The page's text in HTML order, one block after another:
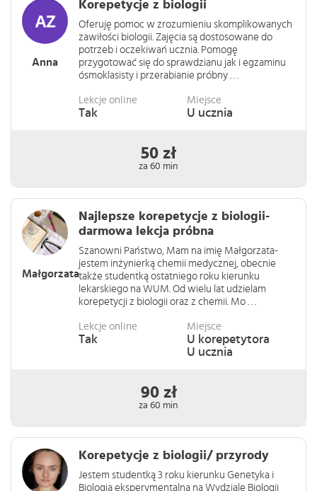
Anna
Korepetycje z biologii
Oferuję pomoc w zrozumieniu skomplikowanych
zawiłości biologii. Zajęcia są dostosowane do
potrzeb i oczekiwań ucznia. Pomogę
przygotować się do sprawdzianu jak i egzaminu
ósmoklasisty i przerabianie próbny . . .
Lekcje online
Tak
Miejsce
U ucznia
50 zł
za 60 min
Małgorzata
Najlepsze korepetycje z biologii-
darmowa lekcja próbna
Szanowni Państwo, Mam na imię Małgorzata-
jestem inżynierką chemii medycznej, obecnie
także studentką ostatniego roku kierunku
lekarskiego na WUM. Od wielu lat udzielam
korepetycji z biologii oraz z chemii. Mo . . .
Lekcje online
Tak
Miejsce
U korepetytora
U ucznia
90 zł
za 60 min
Korepetycje z biologii/ przyrody
Jestem studentką 3 roku kierunku Genetyka i
Biologia eksperymentalna na Wydziale Biologii